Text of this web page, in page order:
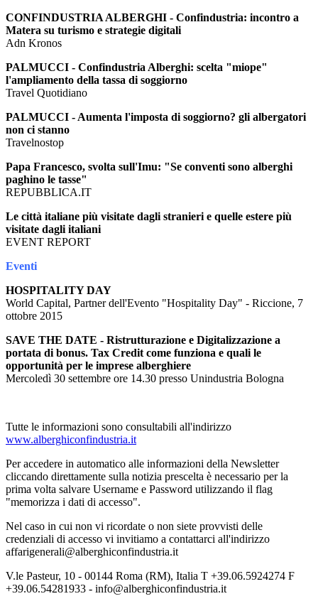
CONFINDUSTRIA ALBERGHI - Confindustria: incontro a
Matera su turismo e strategie digitali
Adn Kronos
PALMUCCI - Confindustria Alberghi: scelta "miope"
l'ampliamento della tassa di soggiorno
Travel Quotidiano
PALMUCCI - Aumenta l'imposta di soggiorno? gli albergatori
non ci stanno
Travelnostop
Papa Francesco, svolta sull'Imu: "Se conventi sono alberghi
paghino le tasse"
REPUBBLICA.IT
Le città italiane più visitate dagli stranieri e quelle estere più
visitate dagli italiani
EVENT REPORT
Eventi
HOSPITALITY DAY
World Capital, Partner dell'Evento "Hospitality Day" - Riccione, 7
ottobre 2015
SAVE THE DATE - Ristrutturazione e Digitalizzazione a
portata di bonus. Tax Credit come funziona e quali le
opportunità per le imprese alberghiere
Mercoledì 30 settembre ore 14.30 presso Unindustria Bologna
Tutte le informazioni sono consultabili all'indirizzo
www.alberghiconfindustria.it
Per accedere in automatico alle informazioni della Newsletter
cliccando direttamente sulla notizia prescelta è necessario per la
prima volta salvare Username e Password utilizzando il flag
"memorizza i dati di accesso".
Nel caso in cui non vi ricordate o non siete provvisti delle
credenziali di accesso vi invitiamo a contattarci all'indirizzo
affarigenerali@alberghiconfindustria.it
V.le Pasteur, 10 - 00144 Roma (RM), Italia T +39.06.5924274 F
+39.06.54281933 - info@alberghiconfindustria.it